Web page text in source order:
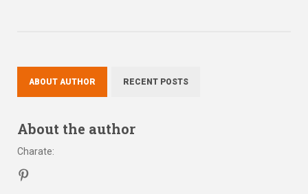
ABOUT AUTHOR RECENT POSTS
About the author
Charate: